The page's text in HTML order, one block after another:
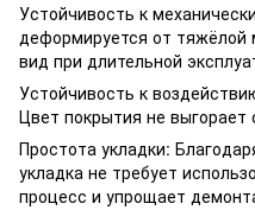
Устойчивость к
деформируется от тяжёлой
вид при длительной
Устойчивость к
Цвет покрытия не выгорает
Простота укладки:
укладка не требует
процесс и упрощает